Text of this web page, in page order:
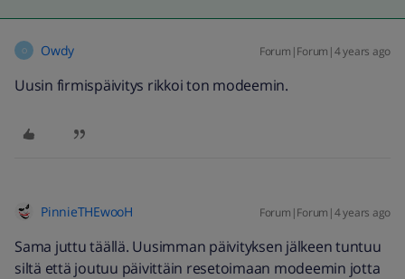
O Owdy Forum|Forum|4 years ago
Uusin firmispäivitys rikkoi ton modeemin.
PinnieTHEwooH Forum|Forum|4 years ago
Sama juttu täällä. Uusimman päivityksen jälkeen tuntuu
siltä että joutuu päivittäin resetoimaan modeemin jotta